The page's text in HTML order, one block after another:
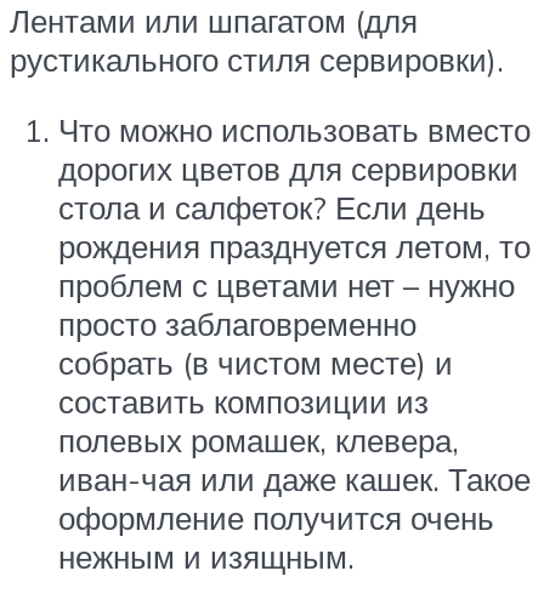
Лентами или шпагатом (для
рустикального стиля сервировки).
Что можно использовать вместо
дорогих цветов для сервировки
стола и салфеток? Если день
рождения празднуется летом, то
проблем с цветами нет – нужно
просто заблаговременно
собрать (в чистом месте) и
составить композиции из
полевых ромашек, клевера,
иван-чая или даже кашек. Такое
оформление получится очень
нежным и изящным.